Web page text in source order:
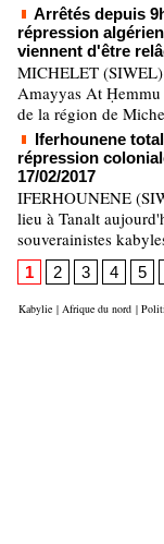
Arrêtés depuis
répression
viennent d'être
MICHELET
Amayyas At
de la région de
Iferhounene
répression
17/02/2017
IFERHOUNENE
lieu à Tanalt
souverainistes
1 2 3 4 5
Kabylie | Afrique du nord |